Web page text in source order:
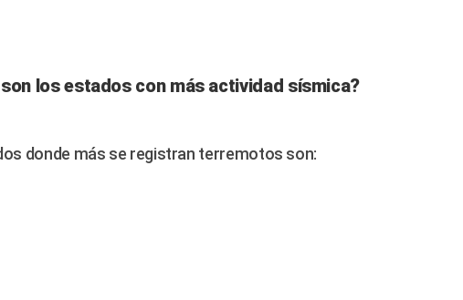
los estados con más actividad sísmica?
donde más se registran terremotos son: